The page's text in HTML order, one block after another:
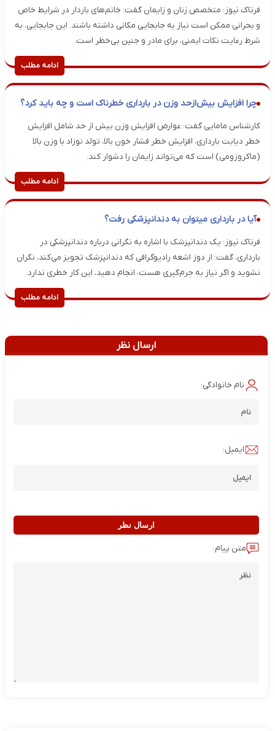
فرتاک نیوز: متخصص زنان و زایمان گفت: خانم‌های باردار در شرایط خاص
و بحرانی ممکن است نیاز به جابجایی مکانی داشته باشند. این جابجایی، به
شرط رعایت نکات ایمنی، برای مادر و جنین بی‌خطر است.
ادامه مطلب
چرا افزایش بیش‌ازحد وزن در بارداری خطرناک است و چه باید کرد؟
کارشناس مامایی گفت: عوارض افزایش وزن بیش از حد شامل افزایش
خطر دیابت بارداری، افزایش خطر فشار خون بالا، تولد نوزاد با وزن بالا
(ماکروزومی) است که می‌تواند زایمان را دشوار کند.
ادامه مطلب
آیا در بارداری میتوان به دندانپزشکی رفت؟
فرتاک نیوز: یک دندانپزشک با اشاره به نگرانی درباره دندانپزشکی در
بارداری، گفت: از دوز اشعه رادیوگرافی که دندانپزشک تجویز می‌کند، نگران
نشوید و اگر نیاز به جرم‌گیری هست، انجام دهید، این کار خطری ندارد.
ادامه مطلب
ارسال نظر
نام خانوادگی:
ایمیل:
ارسال نظر
متن پیام: